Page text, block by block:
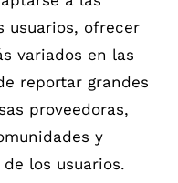
usuarios, ofrecer
variados en las
reportar grandes
proveedoras,
y
los usuarios.